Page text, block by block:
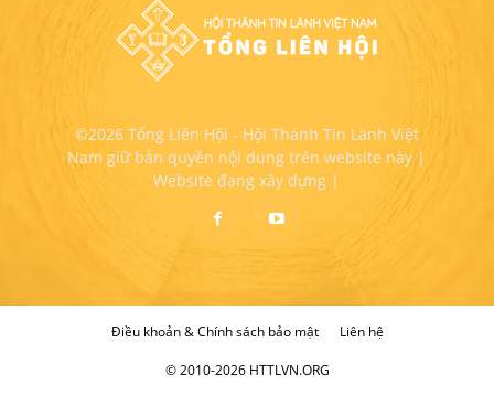
©2026 Tổng Liên Hội - Hội Thánh Tin Lành Việt
Nam giữ bản quyền nội dung trên website này |
Website đang xây dựng |
Điều khoản & Chính sách bảo mật Liên hệ
© 2010-2026 HTTLVN.ORG